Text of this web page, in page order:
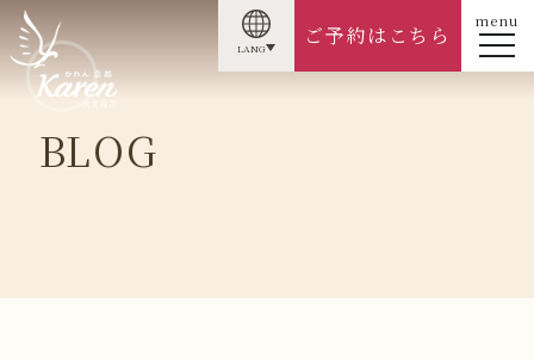
menu
ご予約はこちら
LANG
BLOG